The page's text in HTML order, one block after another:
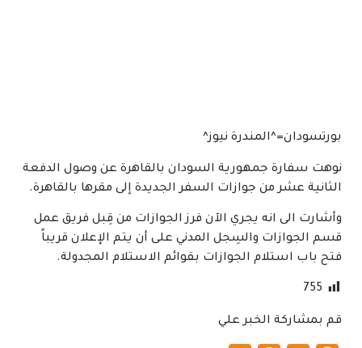
بورتسودان=^المندرة نيوز^
نوهت سفارة جمهورية السودان بالقاهرة عن وصول الدفعة
الثانية عشر من جوازات السفر الجديدة إلى مقرها بالقاهرة.
وأشارت الى انه يجري الآن فرز الجوازات من قِبل فريق عمل
قسم الجوازات والسِجل المدني على أن يتم الإعلان قريباً
فتح باب استلام الجوازات بقوائم الاستلام المجدولة.
755
قم بمشاركة الخبر علي